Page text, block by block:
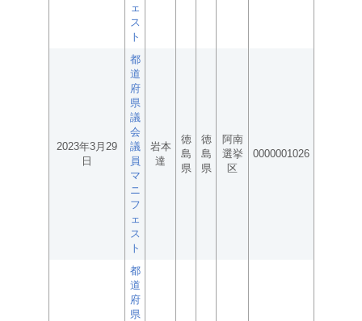
ェ
ス
ト
2023年3月29
日
都
道
府
県
議
会
議
員
マ
ニ
フ
ェ
ス
ト
岩本
達
徳
島
県
徳
島
県
阿南
選挙
区
0000001026
都
道
府
県